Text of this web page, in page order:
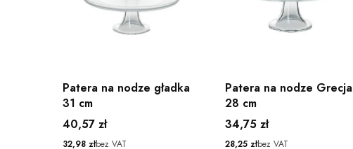
Patera na nodze gładka
31 cm
Cena
40,57 zł
Cena
32,98 złbez VAT
Patera na nodze Grecja
28 cm
Cena
34,75 zł
Cena
28,25 złbez VAT